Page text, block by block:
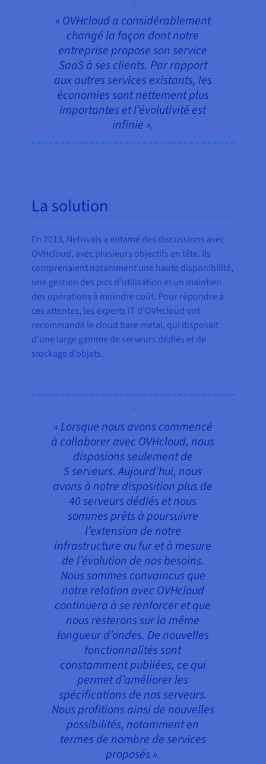
« OVHcloud a considérablement
changé la façon dont notre
entreprise propose son service
SaaS à ses clients. Par rapport
aux autres services existants, les
économies sont nettement plus
importantes et l’évolutivité est
infinie ».
La solution
En 2013, Netrivals a entamé des discussions avec
OVHcloud, avec plusieurs objectifs en tête. Ils
comprenaient notamment une haute disponibilité,
une gestion des pics d’utilisation et un maintien
des opérations à moindre coût. Pour répondre à
ces attentes, les experts IT d’OVHcloud ont
recommandé le cloud bare metal, qui disposait
d’une large gamme de serveurs dédiés et de
stockage d’objets.
« Lorsque nous avons commencé
à collaborer avec OVHcloud, nous
disposions seulement de
5 serveurs. Aujourd’hui, nous
avons à notre disposition plus de
40 serveurs dédiés et nous
sommes prêts à poursuivre
l’extension de notre
infrastructure au fur et à mesure
de l’évolution de nos besoins.
Nous sommes convaincus que
notre relation avec OVHcloud
continuera à se renforcer et que
nous resterons sur la même
longueur d’ondes. De nouvelles
fonctionnalités sont
constamment publiées, ce qui
permet d’améliorer les
spécifications de nos serveurs.
Nous profitions ainsi de nouvelles
possibilités, notamment en
termes de nombre de services
proposés ».